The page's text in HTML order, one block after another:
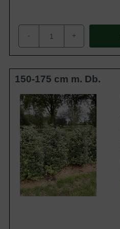
vor allem langlebig. Im
wichtigsten
ebbingei zusammengefasst.
Voraussetzungen für ein
Artikel auf unserem Blog. In
Einführungfinden Sie viele
um die Pflege der Ölweide.
Pflanzzeit für die
Unsereimmergrünen
im Frühjahr oder Herbst
bieten der Pflanze ideale
Anwachsen der Wurzeln.
- +
150-175 cm m. Db.